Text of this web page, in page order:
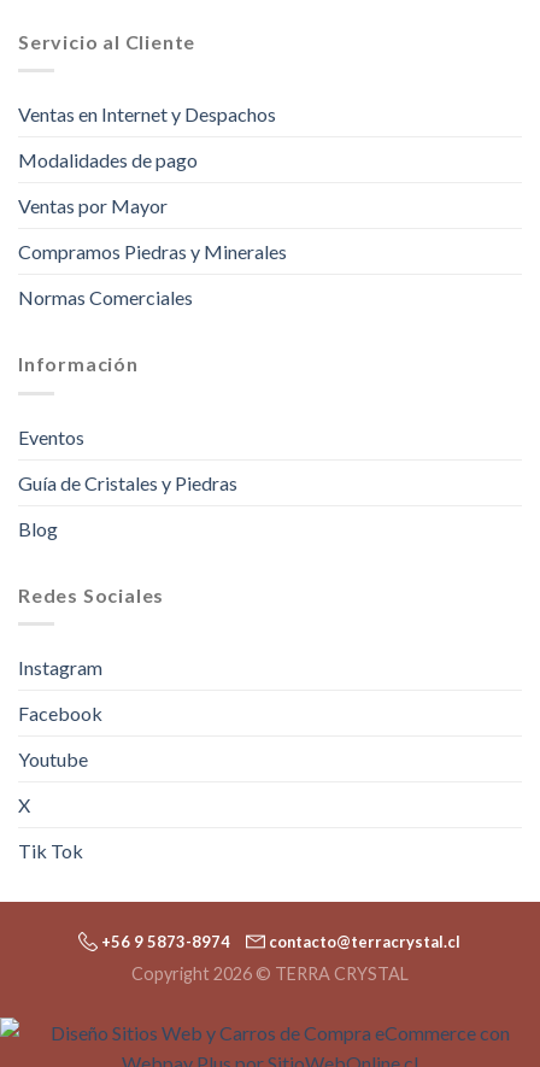
Servicio al Cliente
Ventas en Internet y Despachos
Modalidades de pago
Ventas por Mayor
Compramos Piedras y Minerales
Normas Comerciales
Información
Eventos
Guía de Cristales y Piedras
Blog
Redes Sociales
Instagram
Facebook
Youtube
X
Tik Tok
+56 9 5873-8974 contacto@terracrystal.cl
Copyright 2026 © TERRA CRYSTAL